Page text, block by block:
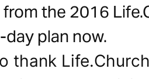
the 2016
plan now.
thank